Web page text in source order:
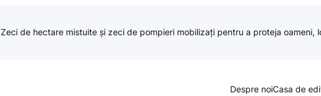
Zeci de hectare mistuite și zeci de pompieri mobilizați pentru a proteja oameni,
Despre noiCasa de